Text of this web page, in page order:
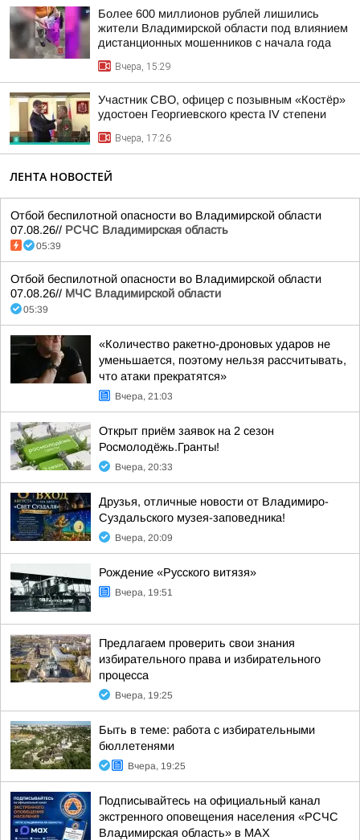
Более 600 миллионов рублей лишились
жители Владимирской области под влиянием
дистанционных мошенников с начала года
Вчера, 15:29
Участник СВО, офицер с позывным «Костёр»
удостоен Георгиевского креста IV степени
Вчера, 17:26
ЛЕНТА НОВОСТЕЙ
Отбой беспилотной опасности во Владимирской области
07.08.26// РСЧС Владимирская область
05:39
Отбой беспилотной опасности во Владимирской области
07.08.26// МЧС Владимирской области
05:39
«Количество ракетно-дроновых ударов не
уменьшается, поэтому нельзя рассчитывать,
что атаки прекратятся»
Вчера, 21:03
Открыт приём заявок на 2 сезон
Росмолодёжь.Гранты!
Вчера, 20:33
Друзья, отличные новости от Владимиро-
Суздальского музея-заповедника!
Вчера, 20:09
Рождение «Русского витязя»
Вчера, 19:51
Предлагаем проверить свои знания
избирательного права и избирательного
процесса
Вчера, 19:25
Быть в теме: работа с избирательными
бюллетенями
Вчера, 19:25
Подписывайтесь на официальный канал
экстренного оповещения населения «РСЧС
Владимирская область» в МАХ